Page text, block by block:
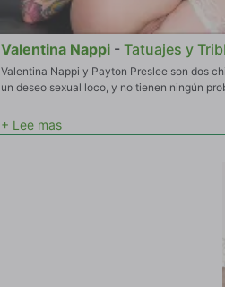
Valentina Nappi - Tatuajes y
Valentina Nappi y Payton Preslee son dos
un deseo sexual loco, y no tienen ningún